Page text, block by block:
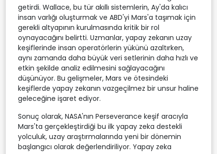
getirdi. Wallace, bu tür akıllı sistemlerin, Ay'da kalıcı
insan varlığı oluşturmak ve ABD'yi Mars'a taşımak için
gerekli altyapının kurulmasında kritik bir rol
oynayacağını belirtti. Uzmanlar, yapay zekanın uzay
keşiflerinde insan operatörlerin yükünü azaltırken,
aynı zamanda daha büyük veri setlerinin daha hızlı ve
etkin şekilde analiz edilmesini sağlayacağını
düşünüyor. Bu gelişmeler, Mars ve ötesindeki
keşiflerde yapay zekanın vazgeçilmez bir unsur haline
geleceğine işaret ediyor.
Sonuç olarak, NASA'nın Perseverance keşif aracıyla
Mars'ta gerçekleştirdiği bu ilk yapay zeka destekli
yolculuk, uzay araştırmalarında yeni bir dönemin
başlangıcı olarak değerlendiriliyor. Yapay zeka